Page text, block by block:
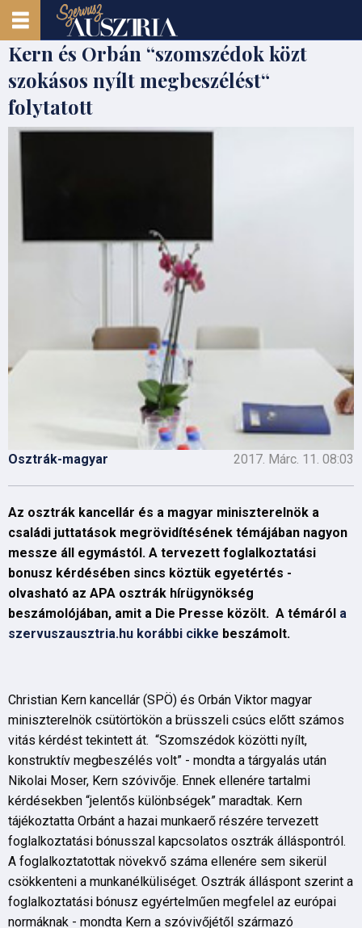
Kern és Orbán “szomszédok közt
szokásos nyílt megbeszélést“
folytatott
Osztrák-magyar 2017. Márc. 11. 08:03
Az osztrák kancellár és a magyar miniszterelnök a
családi juttatások megrövidítésének témájában nagyon
messze áll egymástól. A tervezett foglalkoztatási
bonusz kérdésében sincs köztük egyetértés -
olvasható az APA osztrák hírügynökség
beszámolójában, amit a Die Presse közölt. A témáról a
szervuszausztria.hu korábbi cikke beszámolt.
Christian Kern kancellár (SPÖ) és Orbán Viktor magyar
miniszterelnök csütörtökön a brüsszeli csúcs előtt számos
vitás kérdést tekintett át. “Szomszédok közötti nyílt,
konstruktív megbeszélés volt” - mondta a tárgyalás után
Nikolai Moser, Kern szóvivője. Ennek ellenére tartalmi
kérdésekben “jelentős különbségek” maradtak. Kern
tájékoztatta Orbánt a hazai munkaerő részére tervezett
foglalkoztatási bónusszal kapcsolatos osztrák álláspontról.
A foglalkoztatottak növekvő száma ellenére sem sikerül
csökkenteni a munkanélküliséget. Osztrák álláspont szerint a
foglalkoztatási bónusz egyértelműen megfelel az európai
normáknak - mondta Kern a szóvivőjétől származó